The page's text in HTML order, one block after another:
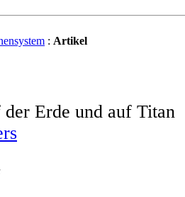
: Artikel
Erde und auf Titan